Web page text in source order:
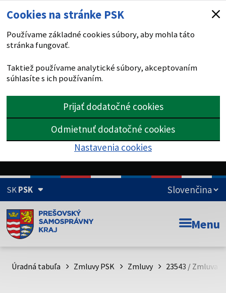
Cookies na stránke PSK
Používame základné cookies súbory, aby mohla táto
stránka fungovať.
Taktiež používame analytické súbory, akceptovaním
súhlasíte s ich používaním.
Prijať dodatočné cookies
Odmietnuť dodatočné cookies
Nastavenia cookies
SKPSK
Doména psk.sk je oficiálna
Toto je oficiálna webová stránka Prešovského
psk.sk.
Menu
Úradná tabuľa Zmluvy PSK Zmluvy 23543 / Zmluva